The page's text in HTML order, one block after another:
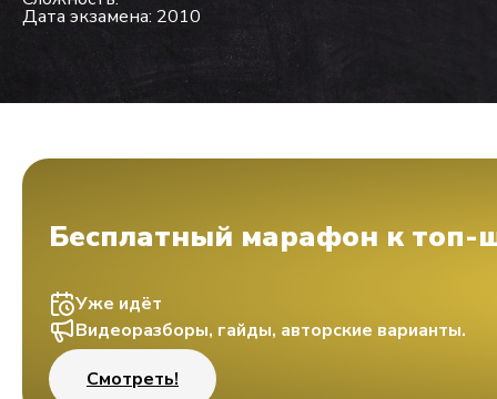
Дата экзамена: 2010
Бесплатный марафон к топ-
Уже идёт
Видеоразборы, гайды, авторские варианты.
Смотреть!